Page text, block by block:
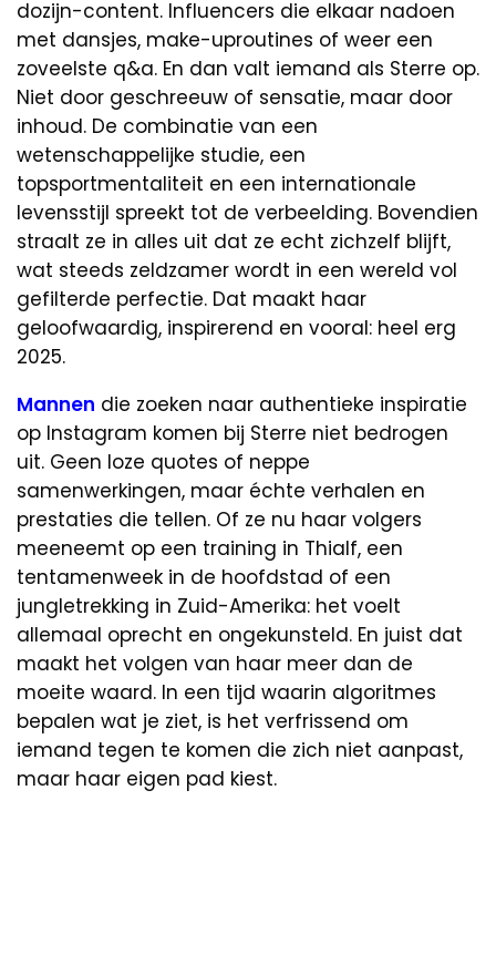
dozijn-content. Influencers die elkaar nadoen
met dansjes, make-uproutines of weer een
zoveelste q&a. En dan valt iemand als Sterre op.
Niet door geschreeuw of sensatie, maar door
inhoud. De combinatie van een
wetenschappelijke studie, een
topsportmentaliteit en een internationale
levensstijl spreekt tot de verbeelding. Bovendien
straalt ze in alles uit dat ze echt zichzelf blijft,
wat steeds zeldzamer wordt in een wereld vol
gefilterde perfectie. Dat maakt haar
geloofwaardig, inspirerend en vooral: heel erg
2025.
Mannen die zoeken naar authentieke inspiratie
op Instagram komen bij Sterre niet bedrogen
uit. Geen loze quotes of neppe
samenwerkingen, maar échte verhalen en
prestaties die tellen. Of ze nu haar volgers
meeneemt op een training in Thialf, een
tentamenweek in de hoofdstad of een
jungletrekking in Zuid-Amerika: het voelt
allemaal oprecht en ongekunsteld. En juist dat
maakt het volgen van haar meer dan de
moeite waard. In een tijd waarin algoritmes
bepalen wat je ziet, is het verfrissend om
iemand tegen te komen die zich niet aanpast,
maar haar eigen pad kiest.